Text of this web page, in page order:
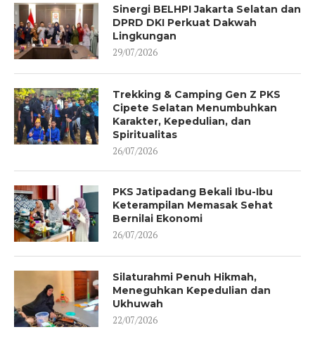
Sinergi BELHPI Jakarta Selatan dan
DPRD DKI Perkuat Dakwah
Lingkungan
29/07/2026
Trekking & Camping Gen Z PKS
Cipete Selatan Menumbuhkan
Karakter, Kepedulian, dan
Spiritualitas
26/07/2026
PKS Jatipadang Bekali Ibu-Ibu
Keterampilan Memasak Sehat
Bernilai Ekonomi
26/07/2026
Silaturahmi Penuh Hikmah,
Meneguhkan Kepedulian dan
Ukhuwah
22/07/2026